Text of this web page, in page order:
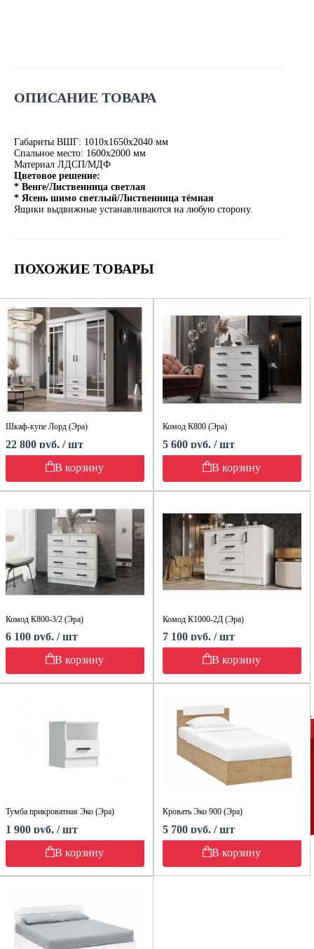
ОПИСАНИЕ ТОВАРА
Габариты ВШГ: 1010х1650х2040 мм
Спальное место: 1600х2000 мм
Материал ЛДСП/МДФ
Цветовое решение:
* Венге/Лиственница светлая
* Ясень шимо светлый/Лиственница тёмная
Ящики выдвижные устанавливаются на любую сторону.
ПОХОЖИЕ ТОВАРЫ
Шкаф-купе Лорд (Эра)
22 800 руб. / шт
В корзину
Комод К800 (Эра)
5 600 руб. / шт
В корзину
Комод К800-3/2 (Эра)
6 100 руб. / шт
В корзину
Комод К1000-2Д (Эра)
7 100 руб. / шт
В корзину
Тумба прикроватная Эко (Эра)
1 900 руб. / шт
В корзину
Кровать Эко 900 (Эра)
5 700 руб. / шт
В корзину